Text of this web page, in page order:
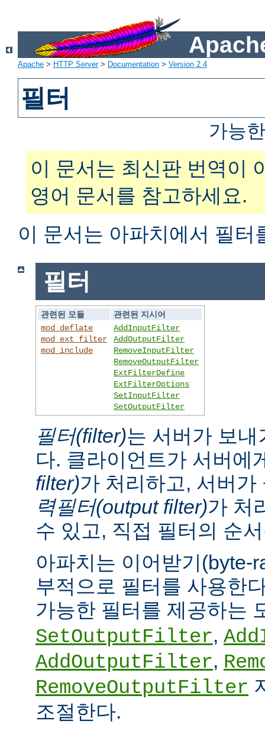
Apache > HTTP Server> Documentation > Version 2.4
필터
가능
이 문서는 최신판 번역이
영어 문서를 참고하세요.
이 문서는 아파치에서 필
필터
관련된 모듈
관련된 지시어
mod_deflate
mod_ext_filter
mod_include
AddInputFilter
AddOutputFilter
RemoveInputFilter
RemoveOutputFilter
ExtFilterDefine
ExtFilterOptions
SetInputFilter
SetOutputFilter
필터(filter)는 서버가 보
다. 클라이언트가 서버에
filter)가 처리하고, 서버
력필터(output filter)가 처
수 있고, 직접 필터의 순
아파치는 이어받기(byte-
부적으로 필터를 사용한
가능한 필터를 제공하는
SetOutputFilter,
AddOutputFilter,
RemoveOutputFilter
조절한다.